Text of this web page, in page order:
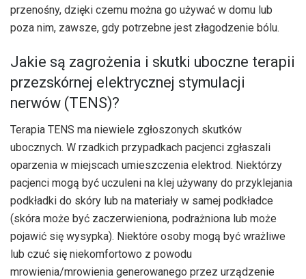
przenośny, dzięki czemu można go używać w domu lub
poza nim, zawsze, gdy potrzebne jest złagodzenie bólu.
Jakie są zagrożenia i skutki uboczne terapii
przezskórnej elektrycznej stymulacji
nerwów (TENS)?
Terapia TENS ma niewiele zgłoszonych skutków
ubocznych. W rzadkich przypadkach pacjenci zgłaszali
oparzenia w miejscach umieszczenia elektrod. Niektórzy
pacjenci mogą być uczuleni na klej używany do przyklejania
podkładki do skóry lub na materiały w samej podkładce
(skóra może być zaczerwieniona, podrażniona lub może
pojawić się wysypka). Niektóre osoby mogą być wrażliwe
lub czuć się niekomfortowo z powodu
mrowienia/mrowienia generowanego przez urządzenie